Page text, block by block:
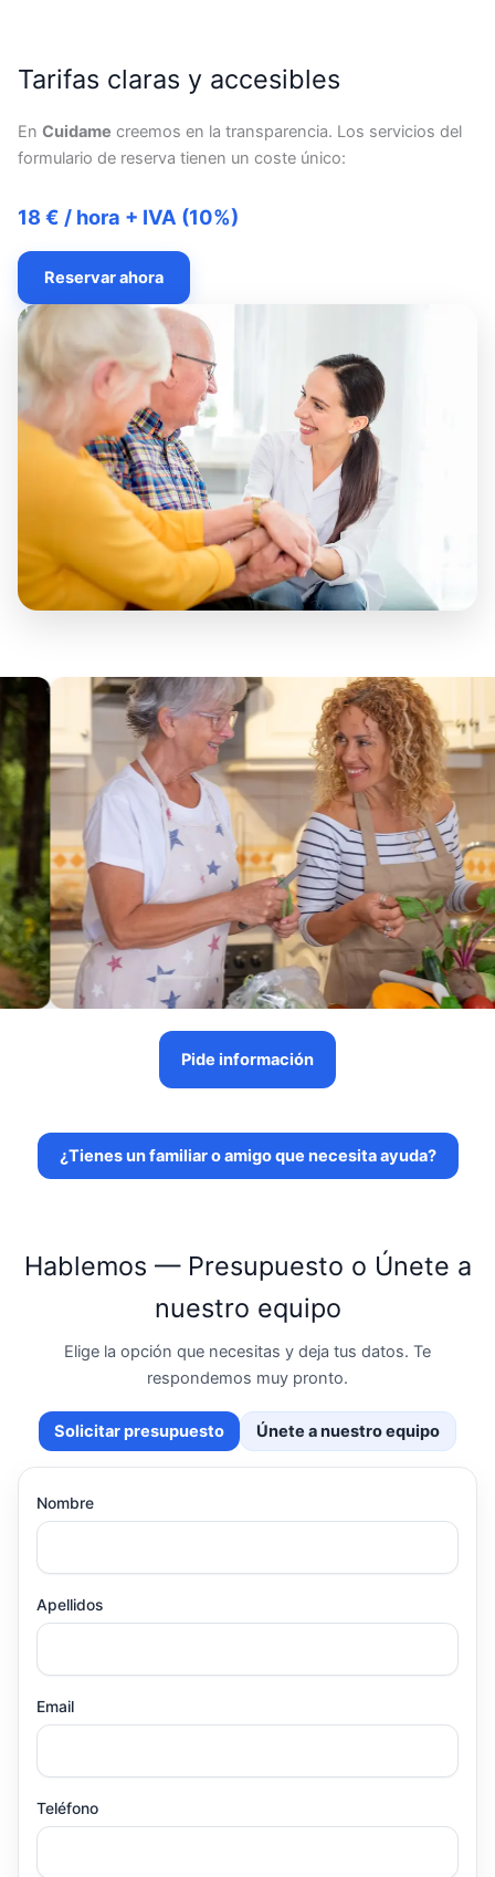
Tarifas claras y accesibles
En Cuidame creemos en la transparencia. Los servicios del
formulario de reserva tienen un coste único:
18 € / hora + IVA (10%)
Reservar ahora
Pide información
¿Tienes un familiar o amigo que necesita ayuda?
Hablemos — Presupuesto o Únete a
nuestro equipo
Elige la opción que necesitas y deja tus datos. Te
respondemos muy pronto.
Solicitar presupuesto Únete a nuestro equipo
Nombre
Apellidos
Email
Teléfono